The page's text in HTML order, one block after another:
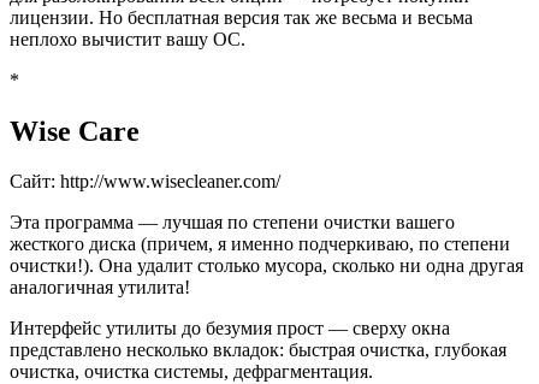
лицензии. Но бесплатная версия так же весьма и весьма
неплохо вычистит вашу ОС.
*
Wise Care
Сайт: http://www.wisecleaner.com/
Эта программа — лучшая по степени очистки вашего
жесткого диска (причем, я именно подчеркиваю, по степени
очистки!). Она удалит столько мусора, сколько ни одна другая
аналогичная утилита!
Интерфейс утилиты до безумия прост — сверху окна
представлено несколько вкладок: быстрая очистка, глубокая
очистка, очистка системы, дефрагментация.